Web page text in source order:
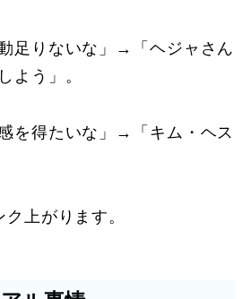
足りないな」→「ヘジャさん
よう」。
を得たいな」→「キム・ヘス
上がります。